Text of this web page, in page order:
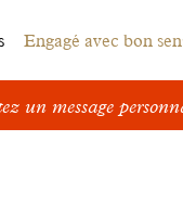
Engagé avec bon
un message